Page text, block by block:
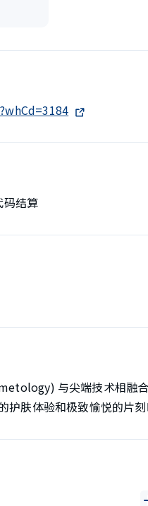
码结算
与尖端技术相融
肤体验和极致愉悦的片刻